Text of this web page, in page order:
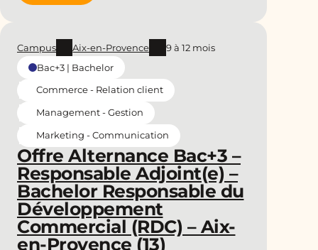
Offre Alternance Bac+3 –
Responsable Adjoint(e) –
Bachelor Responsable du
Développement
Commercial (RDC) – Aix-
en-Provence (13)
Campus Aix-en-Provence
9 à 12 mois
Bac+3 | Bachelor
Commerce - Relation client
Management - Gestion
Marketing - Communication